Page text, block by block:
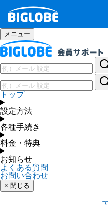
メニュー
トップ
設定方法
各種手続き
料金・特典
お知らせ
よくある質問
お問い合わせ
× 閉じる